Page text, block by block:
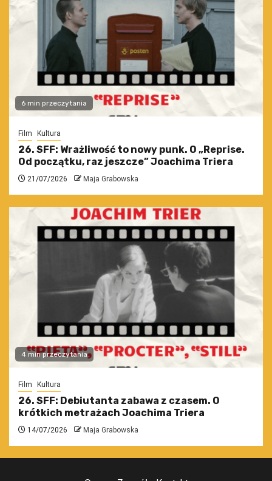
6 min przeczytania
Film Kultura
26. SFF: Wrażliwość to nowy punk. O „Reprise.
Od początku, raz jeszcze” Joachima Triera
21/07/2026 Maja Grabowska
4 min przeczytania
Film Kultura
26. SFF: Debiutanta zabawa z czasem. O
krótkich metrażach Joachima Triera
14/07/2026 Maja Grabowska